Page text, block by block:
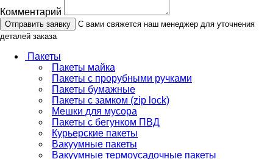
Комментарий
Отправить заявку
С вами свяжется наш менеджер для уточнения
деталей заказа
Пакеты
Пакеты майка
Пакеты с прорубными ручками
Пакеты бумажные
Пакеты с замком (zip lock)
Мешки для мусора
Пакеты с бегунком ПВД
Курьерские пакеты
Вакуумные пакеты
Вакуумные термоусадочные пакеты